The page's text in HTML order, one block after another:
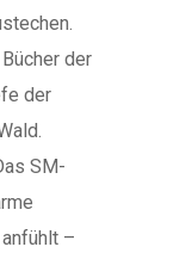
der
der
SM-
–